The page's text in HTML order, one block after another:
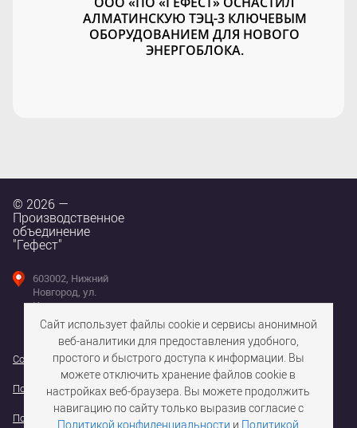
АЛМАТИНСКУЮ ТЭЦ-3 КЛЮЧЕВЫМ
ОБОРУДОВАНИЕМ ДЛЯ НОВОГО
ЭНЕРГОБЛОКА.
© 2026 —
Производственное
объединение
"Гефест"
603002, Нижний
Новгород, ул.
Интернациональная,
д. 100
Согласие на использование файлов cookie
Политика конфедициальности персональных данных
Политика обработки персональных данных
Сайт использует файлы cookie и сервисы анонимной
веб-аналитики для предоставления удобного,
простого и быстрого доступа к информации. Вы
можете отключить хранение файлов cookie в
настройках веб-браузера. Вы можете продолжить
навигацию по сайту только выразив согласие с
Политикой конфиденциальности и Политикой